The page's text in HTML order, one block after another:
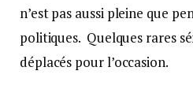
n’est pas aussi pleine que
politiques. Quelques rares
déplacés pour l’occasion.